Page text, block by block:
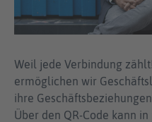
Weil jede Verbindung
ermöglichen wir
ihre
Über den QR-Code kann